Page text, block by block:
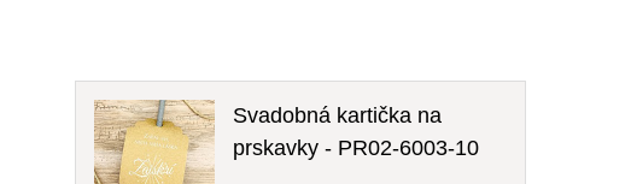
Svadobná kartička na
prskavky - PR02-6003-10